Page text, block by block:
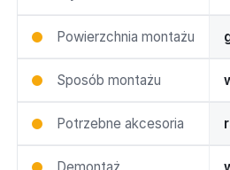
Powierzchnia montażu
Sposób montażu
Potrzebne akcesoria